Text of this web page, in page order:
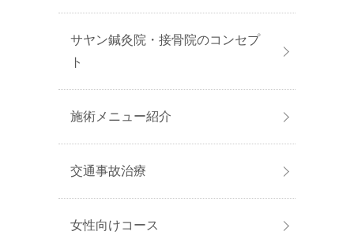
サヤン鍼灸院・接骨院のコンセプ
ト
施術メニュー紹介
交通事故治療
女性向けコース